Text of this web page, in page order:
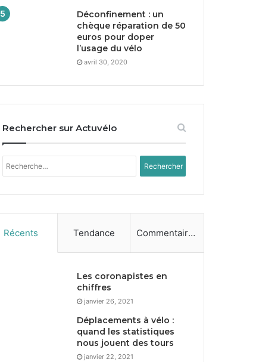
Déconfinement : un
chèque réparation de50
euros pour doper
l’usage du vélo
avril 30, 2020
Rechercher sur Actuvélo
Rechercher :
Récents Tendance Commentaires
Les coronapistes en
chiffres
janvier 26, 2021
Déplacements à vélo :
quand les statistiques
nous jouent des tours
janvier 22, 2021